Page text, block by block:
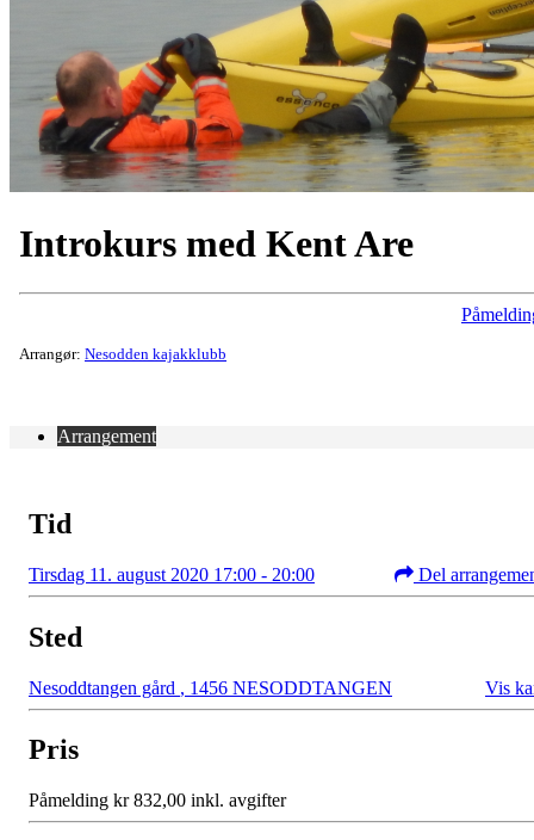
Introkurs med Kent Are
Arrangør: Nesodden kajakklubb
Arrangement
Tid
Tirsdag 11. august 2020 17:00 - 20:00 Del
Sted
Nesoddtangen gård , 1456 NESODDTANGEN Vis
Pris
Påmelding kr 832,00 inkl. avgifter